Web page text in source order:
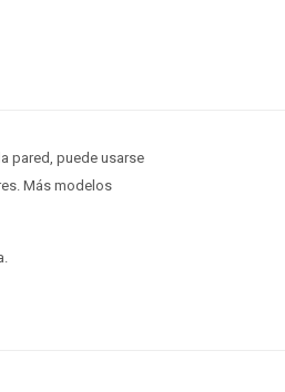
pared, puede usarse
Más modelos